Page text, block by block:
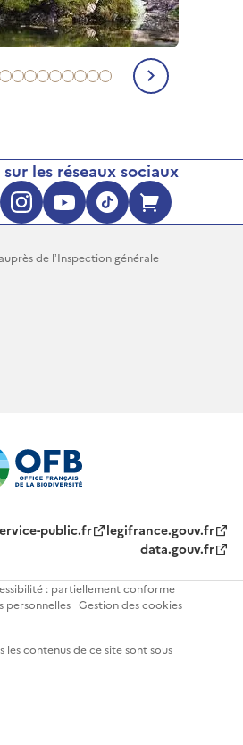
au chiffre clé 1
au chiffre clé 2
Aller au chiffre clé 3
Aller au chiffre clé 4
Aller au chiffre clé 5
Aller au chiffre clé 6
Aller au chiffre clé 7
Aller au chiffre clé 8
Aller au chiffre clé 9
Aller au chiffre clé 10
Aller au chiffre clé 11
clé précédentChiffre
les réseaux sociaux
(s'ouvre dans une
(s'ouvre dans
Instagram (s'ouvre
YouTube
TikTok
de l’Inspection générale
public.fr
legifrance.gouv.fr
data.gouv.fr
: partiellement conforme
personnelles Gestion des cookies
contenus de ce site sont sous